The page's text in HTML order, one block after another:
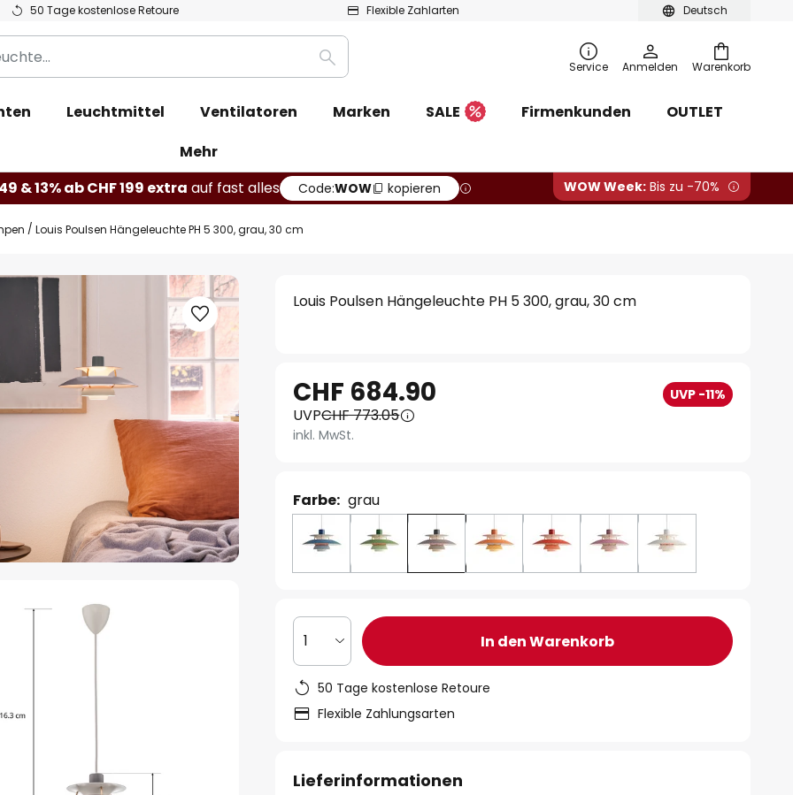
Deutsch
50 Tage kostenlose Retoure Flexible Zahlarten
Warenkorb
Suche Service Anmelden
Leuchtmittel Ventilatoren Marken SALE Firmenkunden
OUTLET
Mehr
& 13% ab CHF 199 extra auf fast alles Code:WOW kopieren WOW Week: Bis zu -70%
Louis Poulsen Hängeleuchte PH 5 300, grau, 30 cm
Louis Poulsen Hängeleuchte PH 5 300, grau, 30 cm
CHF 684.90 UVP -11%
UVPCHF 773.05
inkl. MwSt.
Farbe: grau
1 In den Warenkorb
50 Tage kostenlose Retoure
Flexible Zahlungsarten
Lieferinformationen